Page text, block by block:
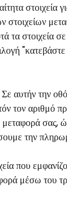
στοιχεία
τα στοιχεία
"κατεβάστε
αυτήν την
τον αριθμό
μεταφορά σας,
την
που
μέσω του